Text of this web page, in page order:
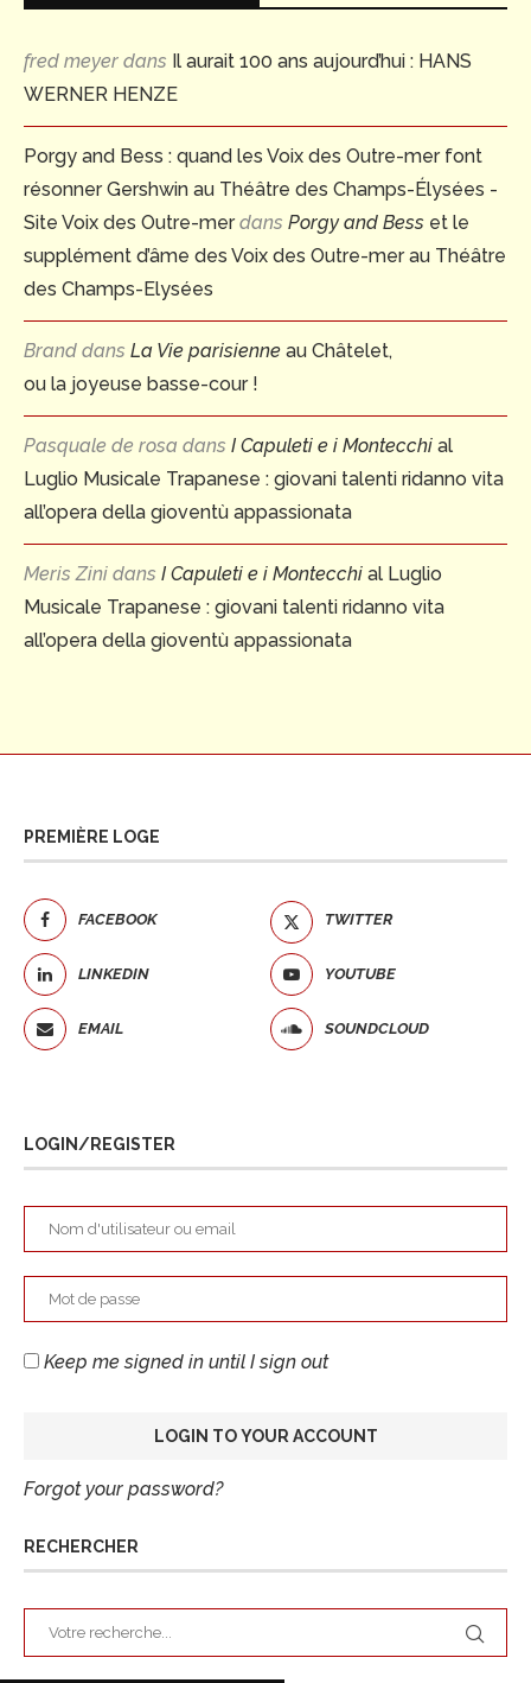
fred meyer dans Il aurait 100 ans aujourd’hui : HANS
WERNER HENZE
Porgy and Bess : quand les Voix des Outre-mer font
résonner Gershwin au Théâtre des Champs-Élysées -
Site Voix des Outre-merdans Porgy and Bess et le
supplément d’âme des Voix des Outre-mer au Théâtre
des Champs-Elysées
Brand dans La Vie parisienne au Châtelet,
ou la joyeuse basse-cour !
Pasquale de rosa dans I Capuleti e i Montecchi al
Luglio Musicale Trapanese : giovani talenti ridanno vita
all’opera della gioventù appassionata
Meris Zini dans I Capuleti e i Montecchi al Luglio
Musicale Trapanese : giovani talenti ridanno vita
all’opera della gioventù appassionata
PREMIÈRE LOGE
FACEBOOK TWITTER
LINKEDIN YOUTUBE
EMAIL SOUNDCLOUD
LOGIN/REGISTER
Keep me signed in until I sign out
Forgot your password?
RECHERCHER